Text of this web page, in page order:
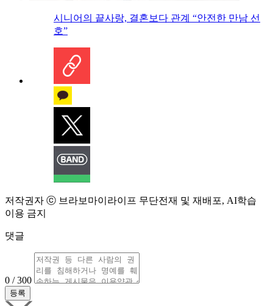
시니어의 끝사랑, 결혼보다 관계 “안전한 만남 선
호”
저작권자 ⓒ 브라보마이라이프 무단전재 및 재배포, AI학습
이용 금지
댓글
0 / 300